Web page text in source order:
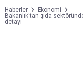
Haberler
Ekonomi
Bakanlık'tan gıda
detayı